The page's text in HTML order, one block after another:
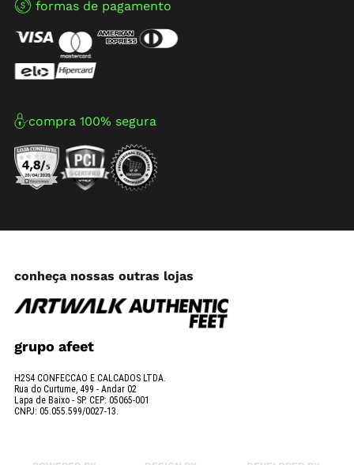
formas de pagamento
compra 100% segura
conheça nossas outras lojas
grupo afeet
H2S4 CONFECCAO E CALCADOS LTDA.
Rua do Curtume, 499 - Andar 02
Lapa de Baixo - SP. CEP: 05065-001
CNPJ: 05.055.599/0027-13.